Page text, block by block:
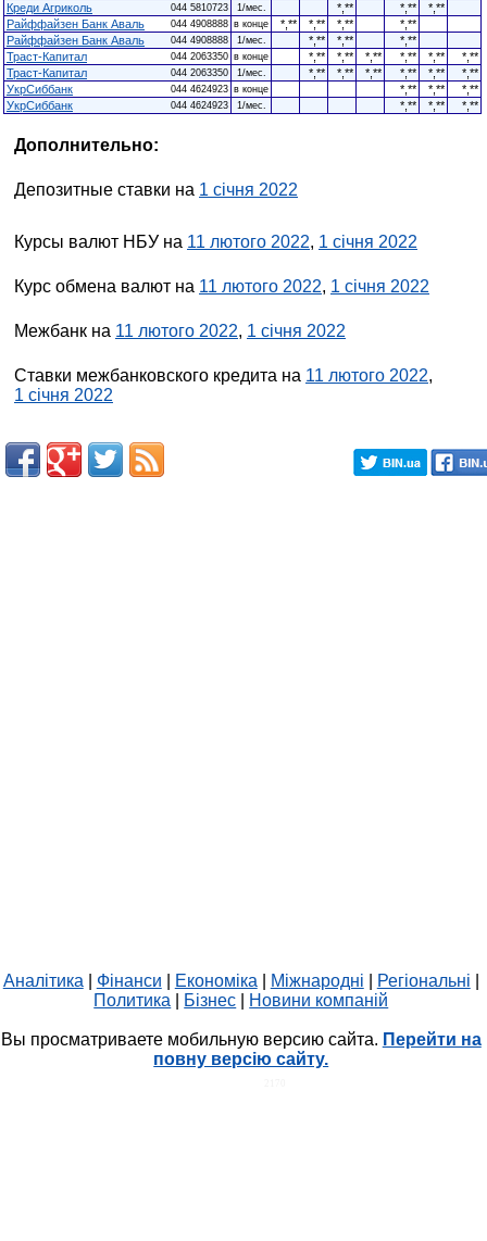
Креди Агриколь
044 5810723 1/мес. *,** *,**
*,**
Райффайзен Банк Аваль
044 4908888 в конце *,** *,** *,**
*,**
Райффайзен Банк Аваль
044 4908888 1/мес. *,** *,**
*,**
Траст-Капитал
044 2063350 в конце *,** *,** *,** *,** *,**
*,**
Траст-Капитал
044 2063350 1/мес. *,** *,** *,** *,** *,**
*,**
УкрСиббанк
044 4624923 в конце *,** *,**
*,**
УкрСиббанк
044 4624923 1/мес. *,** *,** *,**
Дополнительно:
Депозитные ставки на 1 січня 2022
Курсы валют НБУ на 11 лютого 2022, 1 січня 2022
Курс обмена валют на 11 лютого 2022, 1 січня 2022
Межбанк на 11 лютого 2022, 1 січня 2022
Ставки межбанковского кредита на 11 лютого 2022,
1 січня 2022
Аналітика Фінанси Економіка Міжнародні Регіональні
Политика
Бізнес Новини компаній
Вы просматриваете мобильную версию сайта. Перейти на
повну версію сайту.